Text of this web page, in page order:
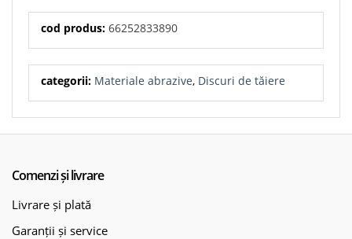
cod produs: 66252833890
categorii: Materiale abrazive, Discuri de tăiere
Comenzi și livrare
Livrare și plată
Garanții și service